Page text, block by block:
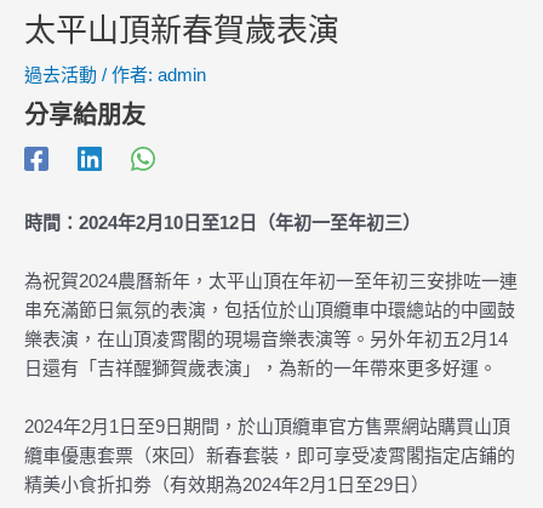
太平山頂新春賀歲表演
過去活動 / 作者: admin
分享給朋友
時間：2024年2月10日至12日（年初一至年初三）
為祝賀2024農曆新年，太平山頂在年初一至年初三安排咗一連
串充滿節日氣氛的表演，包括位於山頂纜車中環總站的中國鼓
樂表演，在山頂凌霄閣的現場音樂表演等。另外年初五2月14
日還有「吉祥醒獅賀歲表演」，為新的一年帶來更多好運。
2024年2月1日至9日期間，於山頂纜車官方售票網站購買山頂
纜車優惠套票（來回）新春套裝，即可享受凌霄閣指定店鋪的
精美小食折扣劵（有效期為2024年2月1日至29日）